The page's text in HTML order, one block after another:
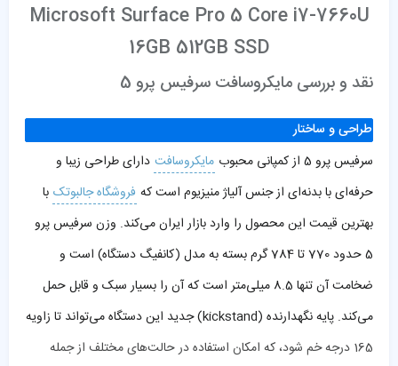
Microsoft Surface Pro 5 Core i7-7660U
16GB 512GB SSD
نقد و بررسی مایکروسافت سرفیس پرو 5
طراحی و ساختار
سرفیس پرو 5 از کمپانی محبوب
مایکروسافت دارای طراحی زیبا و
حرفه‌ای با بدنه‌ای از جنس آلیاژ منیزیوم است که فروشگاه جالبوتک با
بهترین قیمت این محصول را وارد بازار ایران می‌کند. وزن سرفیس پرو
5 حدود 770 تا 784 گرم بسته به مدل (کانفیگ دستگاه) است و
ضخامت آن تنها 8.5 میلی‌متر است که آن را بسیار سبک و قابل حمل
می‌کند. پایه نگهدارنده (kickstand) جدید این دستگاه می‌تواند تا زاویه
165 درجه خم شود، که امکان استفاده در حالت‌های مختلف از جمله